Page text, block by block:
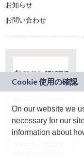
お知らせ
お問い合わせ
ドコモグループの新
規事業創出プログラ
ム「docomo
STARTUP」を通じて
On our website we
necessary for our
information about